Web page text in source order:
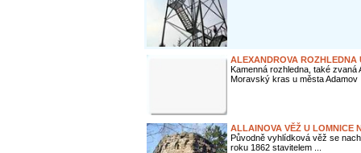
ALEXANDROVA ROZHLEDNA
Kamenná rozhledna, také
Moravský kras u města Adamov
ALLAINOVA VĚŽ U LOMNICE
Původně vyhlídková věž se
roku 1862 stavitelem ...